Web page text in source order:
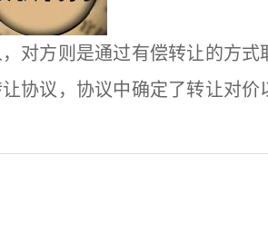
对方则是通过有偿转让的方式
协议，协议中确定了转让对价